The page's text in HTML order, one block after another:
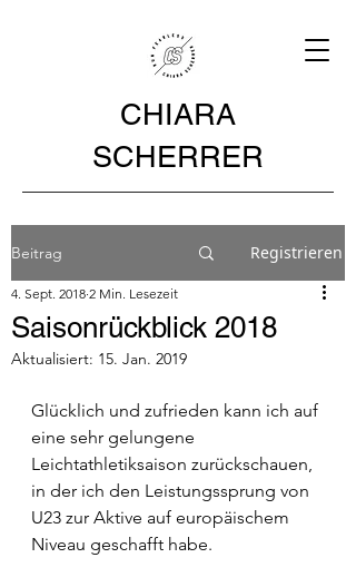
CHIARA
SCHERRER
Beitrag Registrieren
Saisonrückblick 2018
4. Sept. 2018 2 Min. Lesezeit
Aktualisiert: 15. Jan. 2019
Glücklich und zufrieden kann ich auf
eine sehr gelungene
Leichtathletiksaison zurückschauen,
in der ich den Leistungssprung von
U23 zur Aktive auf europäischem
Niveau geschafft habe.